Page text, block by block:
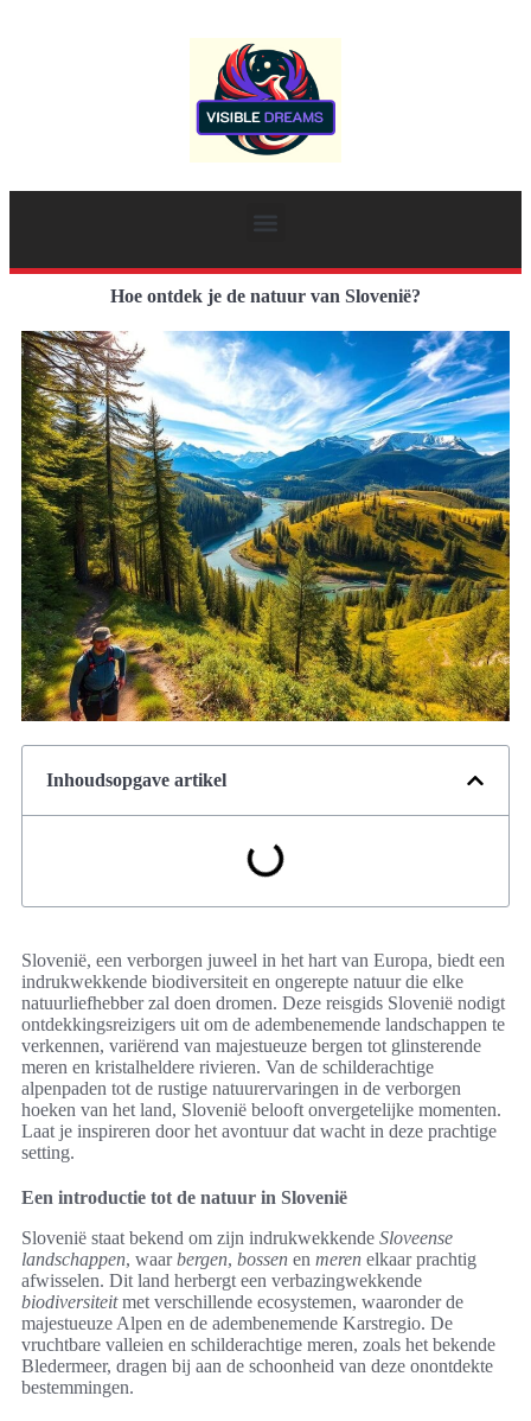
Hoe ontdek je de natuur van Slovenië?
Inhoudsopgave artikel
Slovenië, een verborgen juweel in het hart van Europa, biedt een
indrukwekkende biodiversiteit en ongerepte natuur die elke
natuurliefhebber zal doen dromen. Deze reisgids Slovenië nodigt
ontdekkingsreizigers uit om de adembenemende landschappen te
verkennen, variërend van majestueuze bergen tot glinsterende
meren en kristalheldere rivieren. Van de schilderachtige
alpenpaden tot de rustige natuurervaringen in de verborgen
hoeken van het land, Slovenië belooft onvergetelijke momenten.
Laat je inspireren door het avontuur dat wacht in deze prachtige
setting.
Een introductie tot de natuur in Slovenië
Slovenië staat bekend om zijn indrukwekkende Sloveense
landschappen, waarbergen, bossen en meren elkaar prachtig
afwisselen. Dit land herbergt een verbazingwekkende
biodiversiteitmet verschillende ecosystemen, waaronder de
majestueuze Alpen en de adembenemende Karstregio. De
vruchtbare valleien en schilderachtige meren, zoals het bekende
Bledermeer, dragen bij aan de schoonheid van deze onontdekte
bestemmingen.